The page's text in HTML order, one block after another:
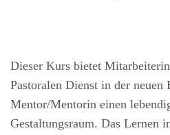
Dieser Kurs bietet
Pastoralen Dienst in der neuen
Mentor/Mentorin einen
Gestaltungsraum. Das Lernen